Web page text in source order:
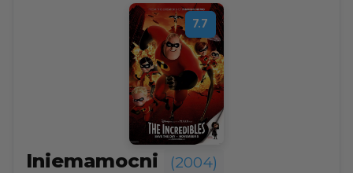
7.7
Iniemamocni (2004)